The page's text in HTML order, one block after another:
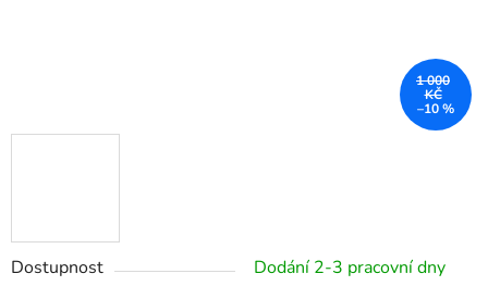
Dostupnost
Dodání 2-3 pracovní dny
1 000
KČ
–10 %